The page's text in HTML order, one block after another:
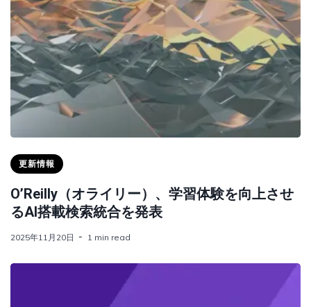
更新情報
O’Reilly（オライリー）、学習体験を向上させ
るAI搭載検索統合を発表
2025年11月20日 1 min read